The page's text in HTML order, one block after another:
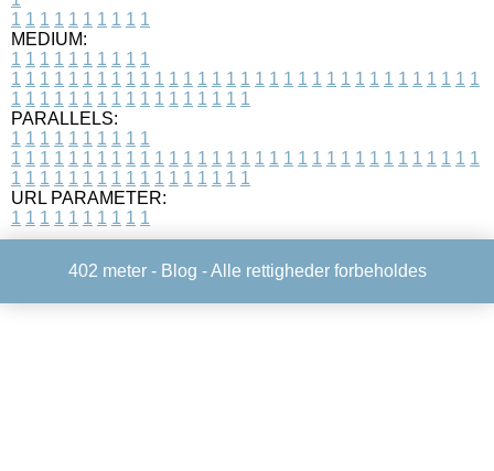
1 1 1 1 1 1 1 1 1 1
MEDIUM:
1 1 1 1 1 1 1 1 1 1
1 1 1 1 1 1 1 1 1 1 1 1 1 1 1 1 1 1 1 1 1 1 1 1 1 1 1 1 1 1 1 1 1
1 1 1 1 1 1 1 1 1 1 1 1 1 1 1 1 1
PARALLELS:
1 1 1 1 1 1 1 1 1 1
1 1 1 1 1 1 1 1 1 1 1 1 1 1 1 1 1 1 1 1 1 1 1 1 1 1 1 1 1 1 1 1 1
1 1 1 1 1 1 1 1 1 1 1 1 1 1 1 1 1
URL PARAMETER:
1 1 1 1 1 1 1 1 1 1
402 meter - Blog - Alle rettigheder forbeholdes